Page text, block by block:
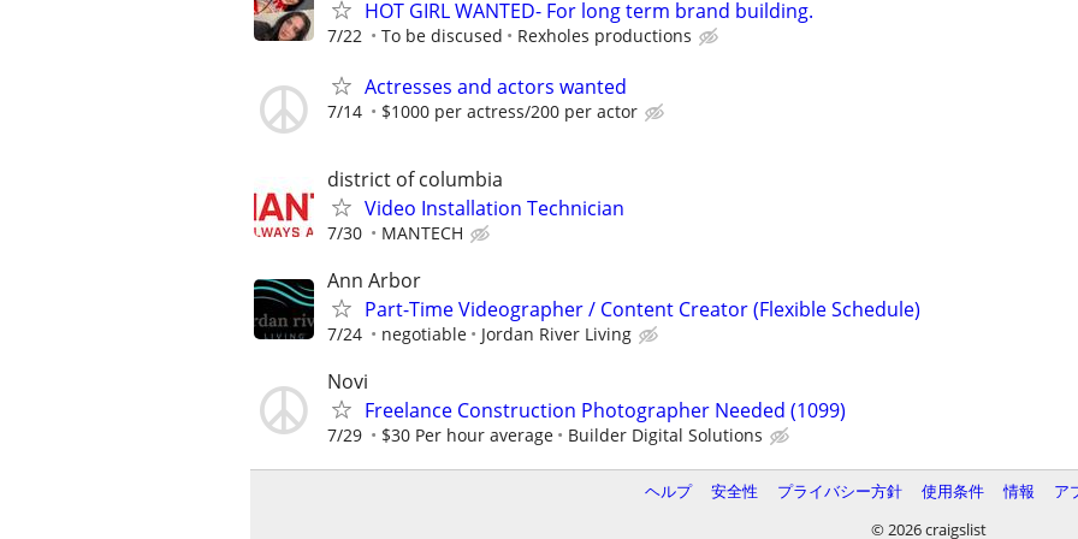
HOT GIRL WANTED- For long term brand building.
7/22 To be discused Rexholes productions
Actresses and actors wanted
7/14 $1000 per actress/200 per actor
district of columbia
Video Installation Technician
7/30 MANTECH
Ann Arbor
Part-Time Videographer / Content Creator (Flexible Schedule)
7/24 negotiable Jordan River Living
Novi
Freelance Construction Photographer Needed (1099)
7/29 $30 Per hour average Builder Digital Solutions
ヘルプ 安全性 プライバシー方針 使用条件 情報 ア
© 2026 craigslist